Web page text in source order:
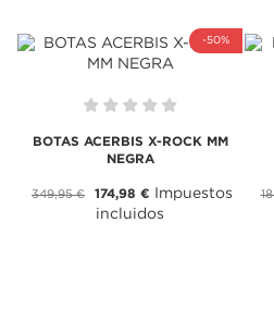
-50%
BOTAS ACERBIS X-ROCK MM
NEGRA
349,95 € 174,98 €
Impuestos
incluidos